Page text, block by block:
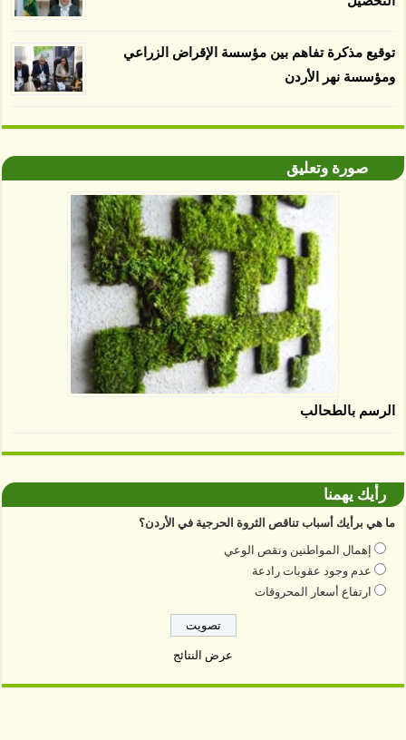
توقيع مذكرة تفاهم بين مؤسسة الإقراض الزراعي
ومؤسسة نهر الأردن
صورة وتعليق
الرسم بالطحالب
رأيك يهمنا
ما هي برأيك أسباب تناقص الثروة الحرجية في الأردن؟
إهمال المواطنين ونقص الوعي
عدم وجود عقوبات رادعة
ارتفاع أسعار المحروقات
عرض النتائج